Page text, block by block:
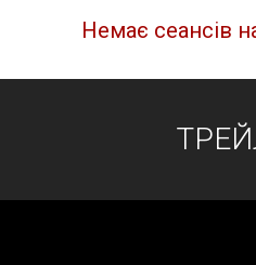
Немає сеансів